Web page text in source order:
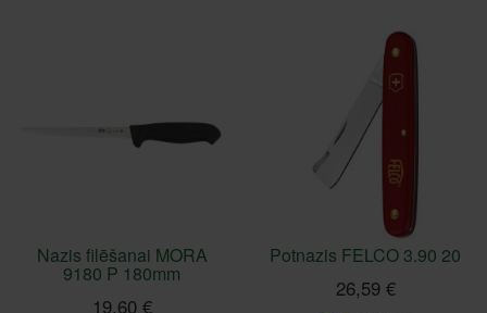
Nazis filēšanai MORA
9180 P 180mm
19,60 €
Potnazis FELCO 3.90 20
26,59 €